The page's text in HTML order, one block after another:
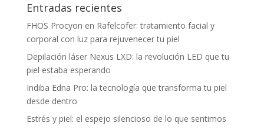
Entradas recientes
FHOS Procyon en Rafelcofer: tratamiento facial y
corporal con luz para rejuvenecer tu piel
Depilación láser Nexus LXD: la revolución LED que tu
piel estaba esperando
Indiba Edna Pro: la tecnología que transforma tu piel
desde dentro
Estrés y piel: el espejo silencioso de lo que sentimos